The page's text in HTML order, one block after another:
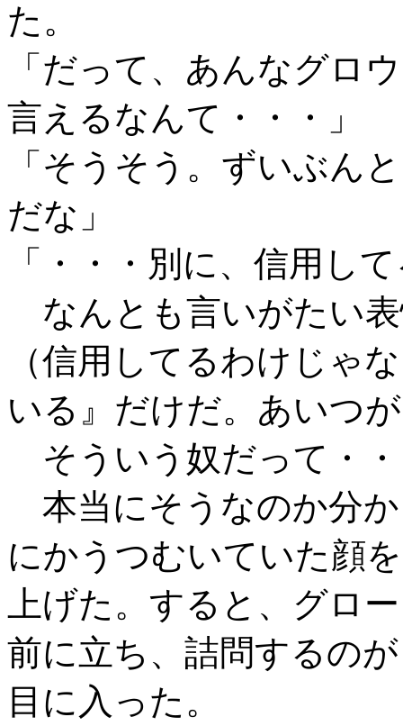
た。
「だって、あんなグロ
言えるなんて・・・」
「そうそう。ずいぶん
だな」
「・・・別に、信用し
なんとも言いがたい
（信用してるわけじゃ
いる』だけだ。あいつが
そういう奴だって・
本当にそうなのか分
にかうつむいていた顔を
上げた。すると、グロ
前に立ち、詰問するのが
目に入った。